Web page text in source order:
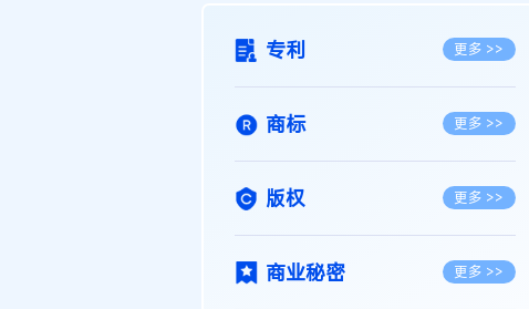
专利 更多 >>
商标 更多 >>
版权 更多 >>
商业秘密 更多 >>